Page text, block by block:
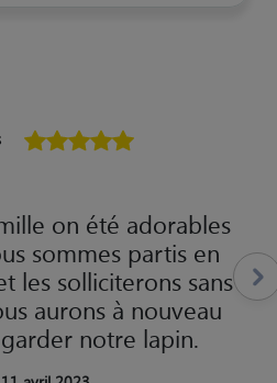
on été adorables
sommes partis en
les solliciterons sans
aurons à nouveau
notre lapin.